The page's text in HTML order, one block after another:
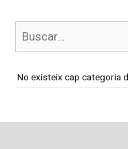
No existeix cap categoria